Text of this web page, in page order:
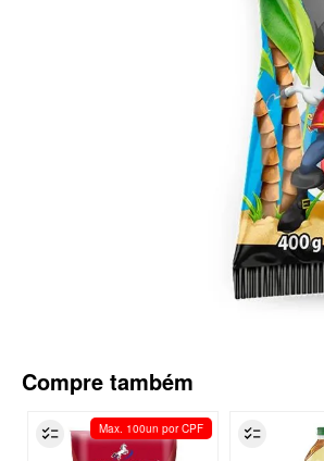
Compre também
Max. 100un por CPF